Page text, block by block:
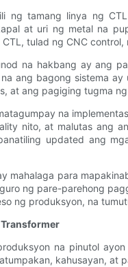
ng tamang linya ng
at uri ng metal na
tulad ng CNC
na hakbang ay ang
ang bagong sistema
at ang pagiging tugma
na
nito, at malutas ang
updated ang
para
ng pare-parehong
ng produksyon, na
Transformer
na pinutol
kahusayan, at